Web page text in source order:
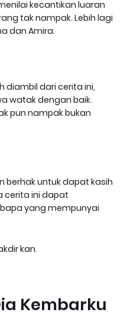
kecantikan luaran
tak nampak. Lebih lagi
dan Amira.
diambil dari cerita ini,
watak dengan baik.
pun nampak bukan
berhak untuk dapat kasih
cerita ini dapat
yang mempunyai
kan.
Kembarku